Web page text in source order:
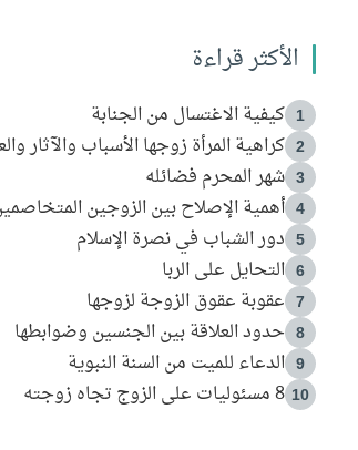
الأكثر قراءة
1 كيفية الاغتسال من الجنابة
2 كراهية المرأة زوجها الأسباب والآثار
3 شهر المحرم فضائله
4 أهمية الإصلاح بين الزوجين
5 دور الشباب في نصرة الإسلام
6 التحايل على الربا
7 عقوبة عقوق الزوجة لزوجها
8 حدود العلاقة بين الجنسين وضوابطها
9 الدعاء للميت من السنة النبوية
10 8 مسئوليات على الزوج تجاه زوجته